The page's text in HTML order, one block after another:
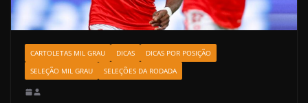
CARTOLETAS MIL GRAU DICAS
DICAS POR POSIÇÃO
SELEÇÃO MIL GRAU
SELEÇÕES DA RODADA